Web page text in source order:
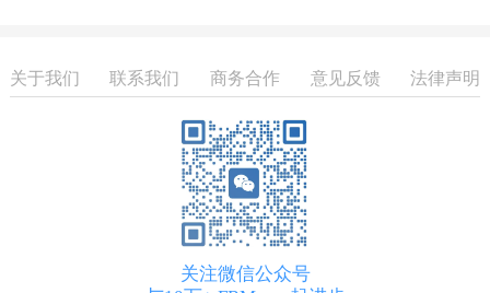
关于我们 联系我们 商务合作 意见反馈 法律声明
关注微信公众号